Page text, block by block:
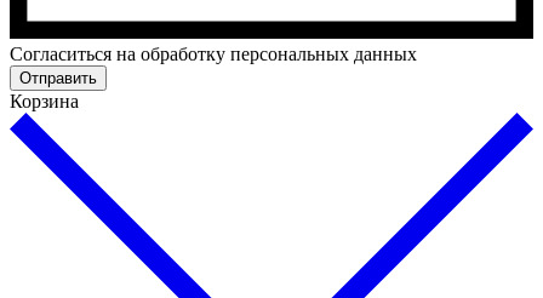
Cогласиться на обработку персональных данных
Отправить
Корзина